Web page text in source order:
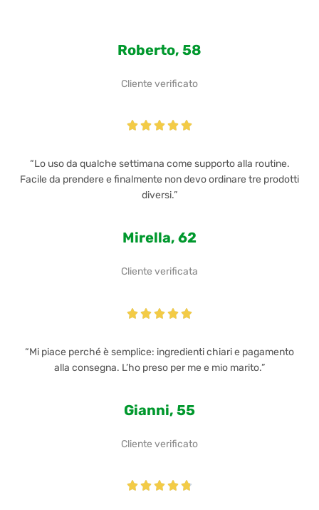
Roberto, 58
Cliente verificato

“Lo uso da qualche settimana come supporto alla routine.
Facile da prendere e finalmente non devo ordinare tre prodotti
diversi.”
Mirella, 62
Cliente verificata

“Mi piace perché è semplice: ingredienti chiari e pagamento
alla consegna. L’ho preso per me e mio marito.”
Gianni, 55
Cliente verificato
